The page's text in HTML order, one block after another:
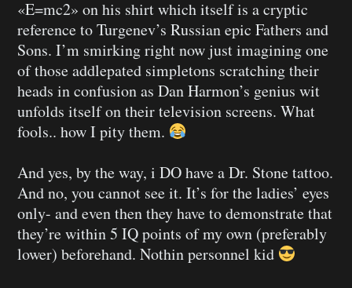
«E=mc2» on his shirt which itself is a cryptic
reference to Turgenev’s Russian epic Fathers and
Sons. I’m smirking right now just imagining one
of those addlepated simpletons scratching their
heads in confusion as Dan Harmon’s genius wit
unfolds itself on their television screens. What
fools.. how I pity them.
And yes, by the way, i DO have a Dr. Stone tattoo.
And no, you cannot see it. It’s for the ladies’ eyes
only- and even then they have to demonstrate that
they’re within 5 IQ points of my own (preferably
lower) beforehand. Nothin personnel kid